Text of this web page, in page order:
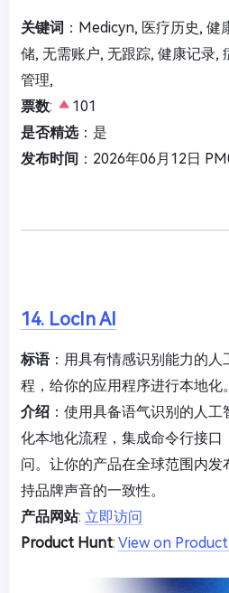
关键词 ：Medicyn, 医疗历史,
储, 无需账户, 无跟踪, 健康记录,
管理,
票数:
101
是否精选：是
发布时间 ：2026年06月12日
14. LocIn AI
标语：用具有情感识别能力的人
程，给你的应用程序进行本地化。
介绍 ：使用具备语气识别的人
化本地化流程，集成命令行接口
问。让你的产品在全球范围内
持品牌声音的一致性。
产品网站: 立即访问
Product Hunt: View on